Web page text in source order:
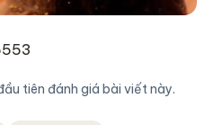
tiên đánh giá bài viết này.